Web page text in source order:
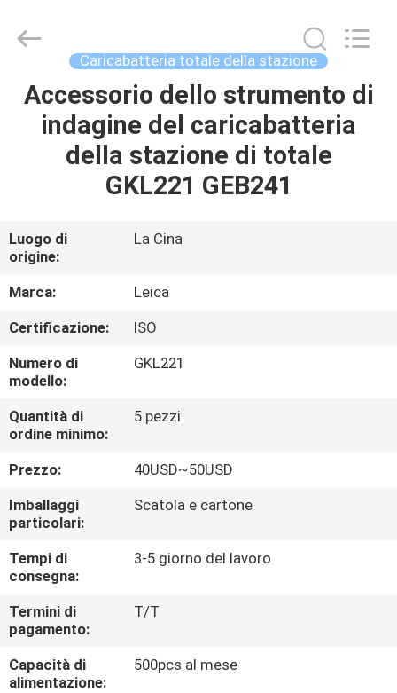
CASA
PRODOTTI
NOI
GIRO
DELLA
FABBRICA
CONTROLLO
DI
QUALITÀ
CONTATTICI
RICHIEDA
UNA
CITAZIONE
Survey
Instrument
Reserved.
Caricabatteria totale della stazione
Accessorio dello strumento di
indagine del caricabatteria
della stazione di totale
GKL221 GEB241
Luogo di
origine:
La Cina
Marca:
Leica
Certificazione:
ISO
Numero di
modello:
GKL221
Quantità di
ordine minimo:
5 pezzi
Prezzo:
40USD~50USD
Imballaggi
particolari:
Scatola e cartone
Tempi di
consegna:
3-5 giorno del lavoro
Termini di
pagamento:
T/T
Capacità di
alimentazione:
500pcs al mese